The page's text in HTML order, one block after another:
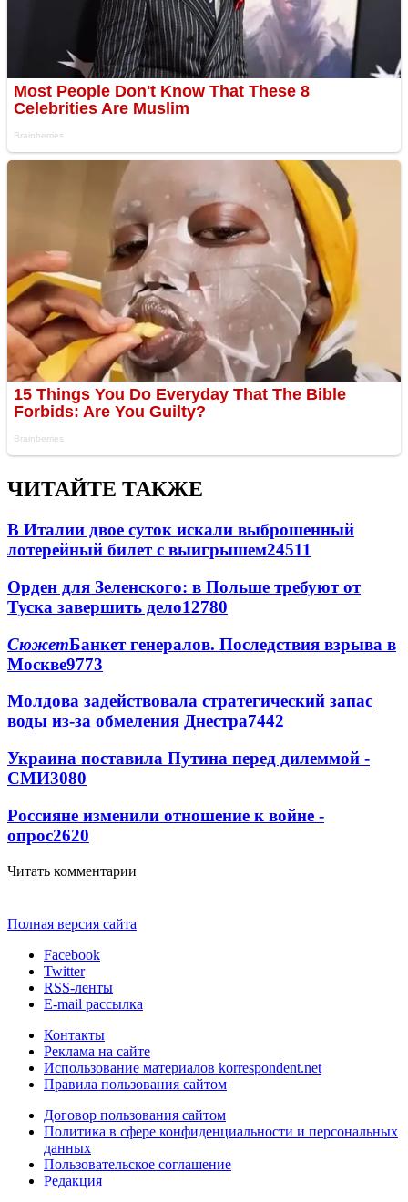
ЧИТАЙТЕ ТАКЖЕ
В Италии двое суток искали выброшенный
лотерейный билет с выигрышем24511
Орден для Зеленского: в Польше требуют от
Туска завершить дело12780
СюжетБанкет генералов. Последствия взрыва в
Москве9773
Молдова задействовала стратегический запас
воды из-за обмеления Днестра7442
Украина поставила Путина перед дилеммой -
СМИ3080
Россияне изменили отношение к войне -
опрос2620
Читать комментарии
Полная версия сайта
Facebook
Twitter
RSS-ленты
E-mail рассылка
Контакты
Реклама на сайте
Использование материалов korrespondent.net
Правила пользования сайтом
Договор пользования сайтом
Политика в сфере конфиденциальности и персональных
данных
Пользовательское соглашение
Редакция